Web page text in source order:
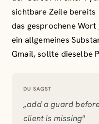
sichtbare Zeile bereits
das gesprochene
ein allgemeines
Gmail, sollte dieselbe
DU SAGST
„add a guard
client is missing"